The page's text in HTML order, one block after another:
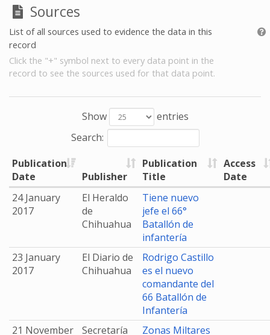
Sources
List of all sources used to evidence the data in this
record
Click the "+" symbol next to every data point in the
record to see the sources used for that data point.
Show
entries
Search:
Publication
Date
Publisher
Publication
Title
Access
Date
24 January
2017
El Heraldo
de
Chihuahua
Tiene nuevo
jefe el 66°
Batallón de
infantería
23 January
2017
El Diario de
Chihuahua
Rodrigo Castillo
es el nuevo
comandante del
66 Batallón de
Infantería
21 November
Secretaría Zonas Miltares